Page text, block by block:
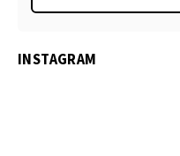
INSTAGRAM